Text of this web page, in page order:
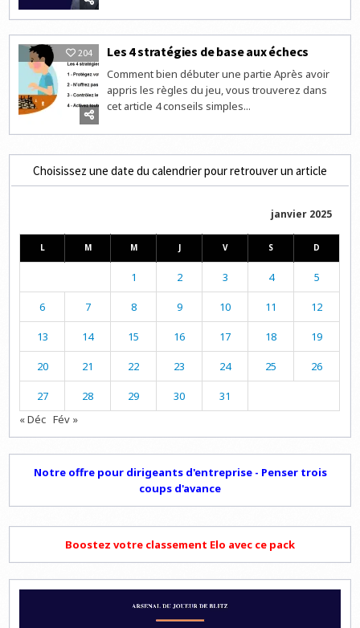
204 Les 4 stratégies de base aux échecs
Comment bien débuter une partie Après avoir
appris les règles du jeu, vous trouverez dans
cet article 4 conseils simples...
Choisissez une date du calendrier pour retrouver un article
janvier 2025
L M M J V S D
1 2 3 4 5
6 7 8 9 10 11 12
13 14 15 16 17 18 19
20 21 22 23 24 25 26
27 28 29 30
31
« Déc Fév »
Notre offre pour dirigeants d'entreprise - Penser trois
coups d'avance
Boostez votre classement Elo avec ce pack